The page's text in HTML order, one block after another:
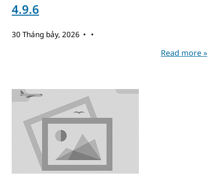
4.9.6
30 Tháng bảy, 2026
Read more »